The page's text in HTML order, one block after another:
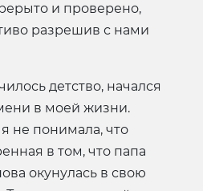
и проверено,
разрешив с нами
детство, начался
в моей жизни.
не понимала, что
в том, что папа
окунулась в свою